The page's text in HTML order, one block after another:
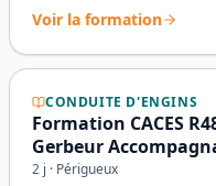
Voir la formation
CONDUITE D'ENGINS
Formation CACES
Gerbeur
2 j · Périgueux